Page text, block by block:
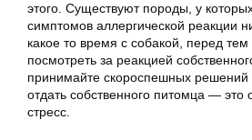
этого. Существуют породы, у
симптомов аллергической реакции
какое то время с собакой, перед тем
посмотреть за реакцией
принимайте скороспешных
отдать собственного питомца — это
стресс.